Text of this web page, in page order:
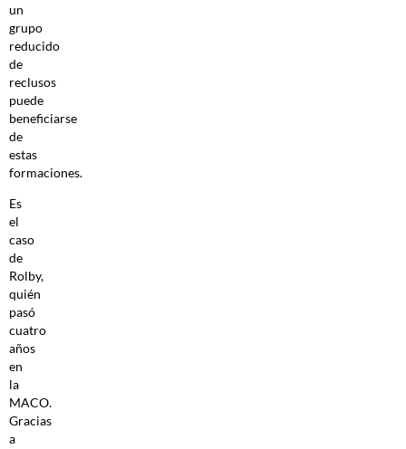
un
grupo
reducido
de
reclusos
puede
beneficiarse
de
estas
formaciones.
Es
el
caso
de
Rolby,
quién
pasó
cuatro
años
en
la
MACO.
Gracias
a